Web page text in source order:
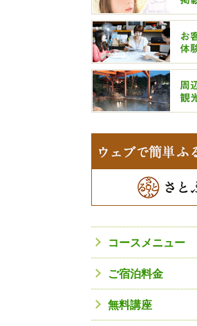
コースメニュー
ご宿泊料金
無料講座